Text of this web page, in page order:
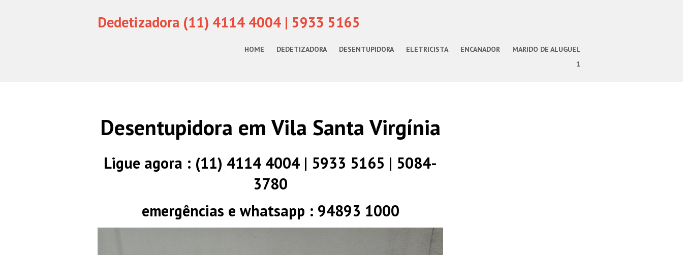
Dedetizadora (11) 4114 4004 | 5933 5165
HOME DEDETIZADORA DESENTUPIDORA ELETRICISTA ENCANADOR
MARIDO DE ALUGUEL
1
Desentupidora em Vila Santa Virgínia
Ligue agora : (11) 4114 4004 | 5933 5165 | 5084-
3780
emergências e whatsapp : 94893 1000